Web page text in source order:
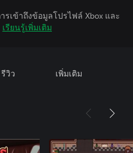
รเข้าถึงข้อมูลโปรไฟล์ Xbox และ
เรียนรู้เพิ่มเติม
รีวิว เพิ่มเติม